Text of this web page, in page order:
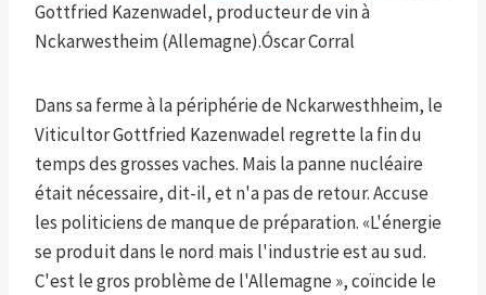
Gottfried Kazenwadel, producteur de vin à
Nckarwestheim (Allemagne).Óscar Corral
Dans sa ferme à la périphérie de Nckarwesthheim, le
Viticultor Gottfried Kazenwadel regrette la fin du
temps des grosses vaches. Mais la panne nucléaire
était nécessaire, dit-il, et n'a pas de retour. Accuse
les politiciens de manque de préparation. «L'énergie
se produit dans le nord mais l'industrie est au sud.
C'est le gros problème de l'Allemagne », coïncide le